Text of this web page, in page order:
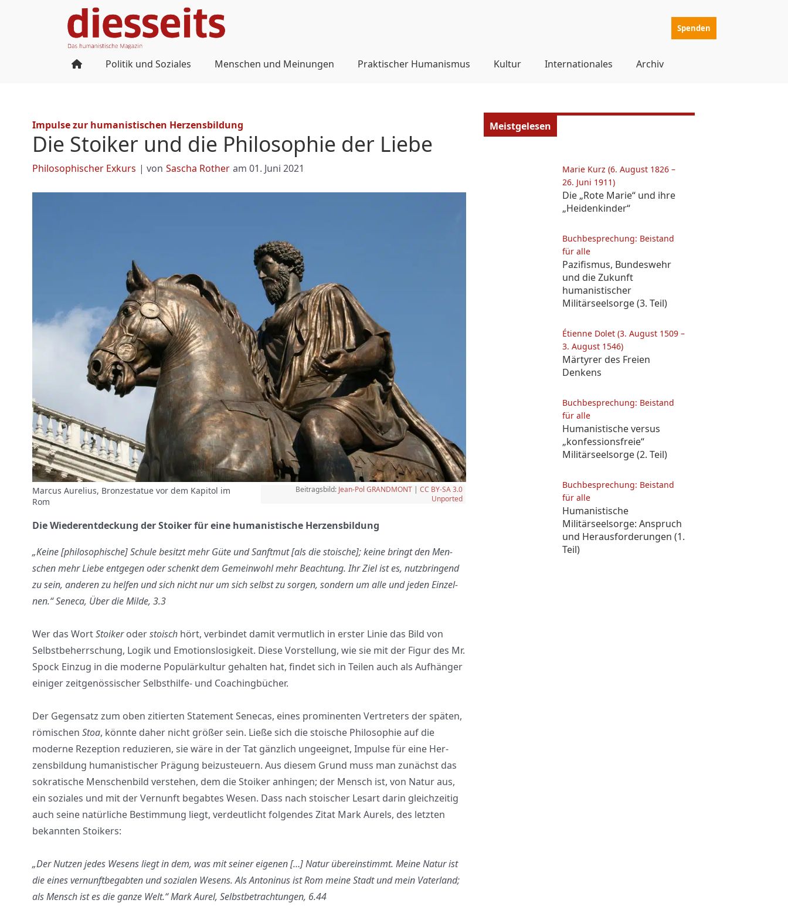
Spenden
Politik und Soziales Menschen und Meinungen Praktischer Humanismus Kultur Internationales Archiv
Impulse zur humanistischen Herzensbildung
Die Stoiker und die Philosophie der Liebe
Philosophischer Exkurs | von Sascha Rother am 01. Juni 2021
Marcus Aurelius, Bronzestatue vor dem Kapitol im
Rom
Beitragsbild: Jean-Pol GRANDMONT| CC BY-SA 3.0
Unported
Die Wiederentdeckung der Stoiker für eine humanistische Herzensbildung
„Kei­ne [phi­lo­so­phi­sche] Schu­le besitzt mehr Güte und Sanft­mut [als die stoi­sche]; kei­ne bringt den Men­
schen mehr Lie­be ent­ge­gen oder schenkt dem Gemein­wohl mehr Beach­tung. Ihr Ziel ist es, nutz­brin­gend
zu sein, ande­ren zu hel­fen und sich nicht nur um sich selbst zu sor­gen, son­dern um alle und jeden Ein­zel­
nen.“Sene­ca, Über die Mil­de, 3.3
Wer das WortStoi­kerodersto­isch hört, ver­bin­det damit ver­mut­lich in ers­ter Linie das Bild von
Selbst­be­herr­schung, Logik und Emo­ti­ons­lo­sig­keit. Die­se Vor­stel­lung, wie sie mit der Figur des Mr.
Spock Ein­zug in die moder­ne Popu­lär­kul­tur gehal­ten hat, fin­det sich in Tei­len auch als Auf­hän­ger
eini­ger zeit­ge­nös­si­scher Selbst­hil­fe- und Coa­ching­bü­cher.
Der Gegen­satz zum oben zitier­ten State­ment Sene­cas, eines pro­mi­nen­ten Ver­tre­ters der spä­ten,
römi­schen Stoa, könn­te daher nicht grö­ßer sein. Lie­ße sich die stoi­sche Phi­lo­so­phie auf die
moder­ne Rezep­ti­on redu­zie­ren, sie wäre in der Tat gänz­lich unge­eig­net, Impul­se für eine Her­
zens­bil­dung huma­nis­ti­scher Prä­gung bei­zu­steu­ern. Aus die­sem Grund muss man zunächst das
sokra­ti­sche Men­schen­bild ver­ste­hen, dem die Stoi­ker anhin­gen; der Mensch ist, von Natur aus,
ein sozia­les und mit der Ver­nunft begab­tes Wesen. Dass nach stoi­scher Les­art dar­in gleich­zei­tig
auch sei­ne natür­li­che Bestim­mung liegt, ver­deut­licht fol­gen­des Zitat Mark Aurels, des letz­ten
bekann­ten Stoi­kers:
„Der Nut­zen jedes Wesens liegt in dem, was mit sei­ner eige­nen […] Natur über­ein­stimmt. Mei­ne Natur ist
die eines ver­nunft­be­gab­ten und sozia­len Wesens. Als Anto­ni­nus ist Rom mei­ne Stadt und mein Vater­land;
als Mensch ist es die gan­ze Welt.“Mark Aurel, Selbst­be­trach­tun­gen, 6.44
Meistgelesen
Marie Kurz (6. August 1826 –
26. Juni 1911)
Die „Rote Marie“ und ihre
„Heidenkinder“
Buchbesprechung: Beistand
für alle
Pazifismus, Bundeswehr
und die Zukunft
humanistischer
Militärseelsorge (3. Teil)
Étienne Dolet (3. August 1509 –
3. August 1546)
Märtyrer des Freien
Denkens
Buchbesprechung: Beistand
für alle
Humanistische versus
„konfessionsfreie“
Militärseelsorge (2. Teil)
Buchbesprechung: Beistand
für alle
Humanistische
Militärseelsorge: Anspruch
und Herausforderungen (1.
Teil)